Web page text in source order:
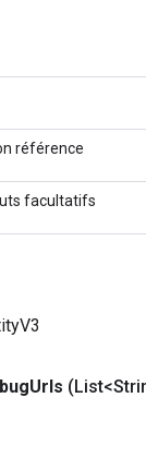
référence
facultatifs
Urls